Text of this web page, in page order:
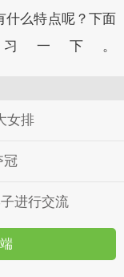
什么特点呢？下面
一下。
女排
冠
进行交流